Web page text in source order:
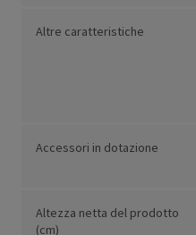
Altre caratteristiche
Accessori in dotazione
Altezza netta del prodotto
(cm)